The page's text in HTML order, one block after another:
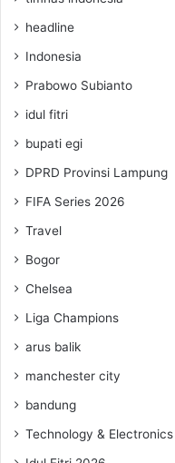
headline
Indonesia
Prabowo Subianto
idul fitri
bupati egi
DPRD Provinsi Lampung
FIFA Series 2026
Travel
Bogor
Chelsea
Liga Champions
arus balik
manchester city
bandung
Technology & Electronics